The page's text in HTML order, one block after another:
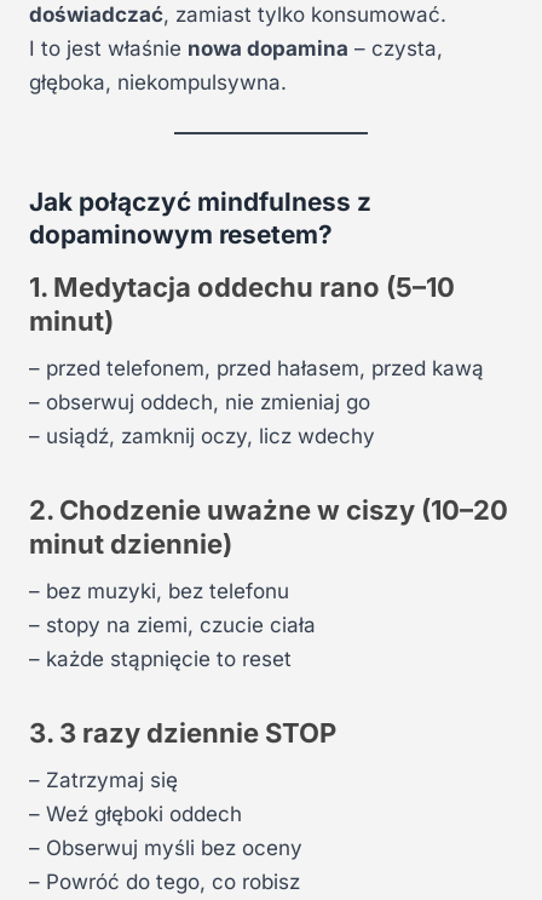
doświadczać, zamiast tylko konsumować.
I to jest właśnie nowa dopamina – czysta,
głęboka, niekompulsywna.
Jak połączyć mindfulness z
dopaminowym resetem?
1. Medytacja oddechu rano (5–10
minut)
– przed telefonem, przed hałasem, przed kawą
– obserwuj oddech, nie zmieniaj go
– usiądź, zamknij oczy, licz wdechy
2. Chodzenie uważne w ciszy (10–20
minut dziennie)
– bez muzyki, bez telefonu
– stopy na ziemi, czucie ciała
– każde stąpnięcie to reset
3. 3 razy dziennie STOP
– Zatrzymaj się
– Weź głęboki oddech
– Obserwuj myśli bez oceny
– Powróć do tego, co robisz